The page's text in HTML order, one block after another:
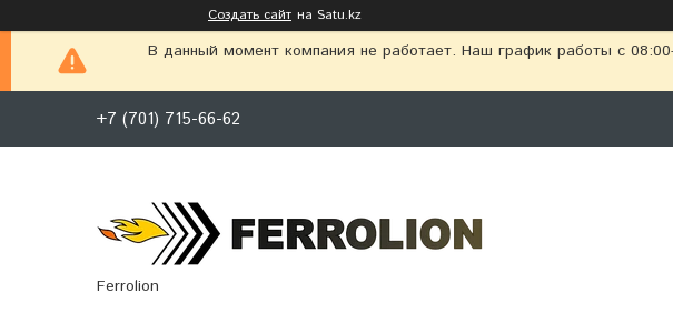
Создать сайт на Satu.kz
В данный момент компания не работает. Наш график работы с
+7 (701) 715-66-62
Ferrolion